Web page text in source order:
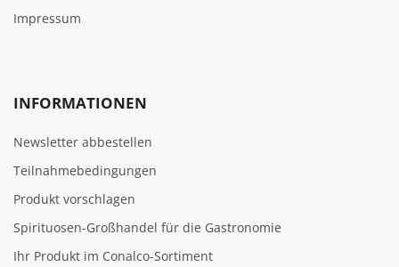
Impressum
INFORMATIONEN
Newsletter abbestellen
Teilnahmebedingungen
Produkt vorschlagen
Spirituosen-Großhandel für die Gastronomie
Ihr Produkt im Conalco-Sortiment